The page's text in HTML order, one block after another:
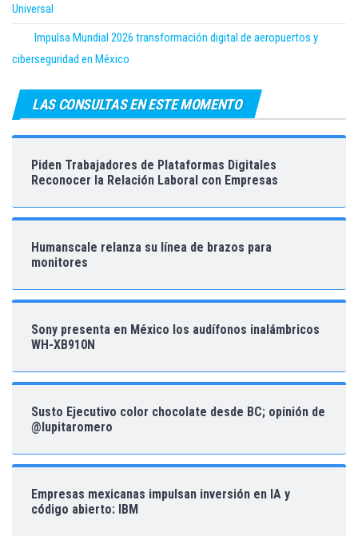
Universal
Impulsa Mundial 2026 transformación digital de aeropuertos y
ciberseguridad en México
LAS CONSULTAS EN ESTE MOMENTO
Piden Trabajadores de Plataformas Digitales
Reconocer la Relación Laboral con Empresas
Humanscale relanza su línea de brazos para
monitores
Sony presenta en México los audífonos inalámbricos
WH-XB910N
Susto Ejecutivo color chocolate desde BC; opinión de
@lupitaromero
Empresas mexicanas impulsan inversión en IA y
código abierto: IBM